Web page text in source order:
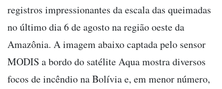
registros impressionantes da escala das queimadas
no último dia 6 de agosto na região oeste da
Amazônia. A imagem abaixo captada pelo sensor
MODIS a bordo do satélite Aqua mostra diversos
focos de incêndio na Bolívia e, em menor número,